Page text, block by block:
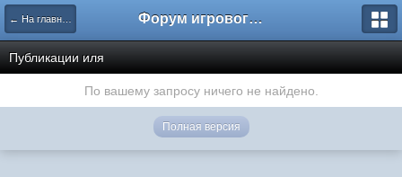
← На главную Форум игрового проекта Riverrise
Публикации иля
По вашему запросу ничего не найдено.
Полная версия